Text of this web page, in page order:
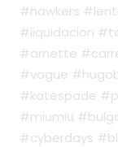
#hawkers
#liquidacion
#arnette
#vogue
#katespade
#miumiu
#cyberdays